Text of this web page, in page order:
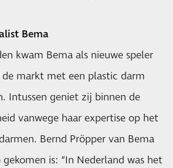
Bema
kwam Bema als nieuwe speler
markt met een plastic darm
Intussen geniet zij binnen de
vanwege haar expertise op het
Bernd Pröpper van Bema
is: “In Nederland was het